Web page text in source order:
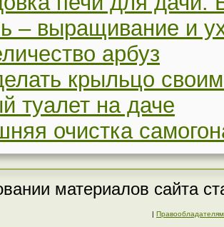
– выращивание и
арбуз
крыльцо
туалет на даче
очистка
материалов сайта
Правообладателям